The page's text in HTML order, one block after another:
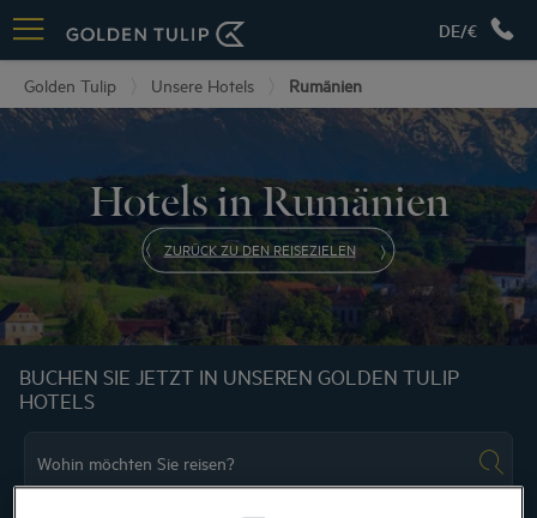
DE/€
Golden Tulip Unsere Hotels Rumänien
Hotels in Rumänien
ZURÜCK ZU DEN REISEZIELEN
BUCHEN SIE JETZT IN UNSEREN GOLDEN TULIP
HOTELS